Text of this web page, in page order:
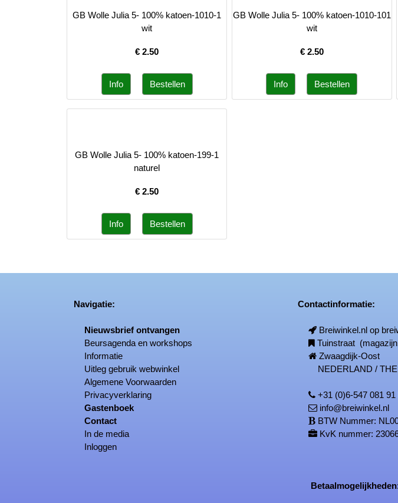
GB Wolle Julia 5- 100% katoen-1010-1
wit
€2.50
GB Wolle Julia 5- 100% katoen-1010-101
wit
€ 2.50
GB Wolle Julia 5- 100% katoen-199-1
naturel
€2.50
Navigatie:
Nieuwsbrief ontvangen
Beursagenda en workshops
Informatie
Uitleg gebruik webwinkel
Algemene Voorwaarden
Privacyverklaring
Gastenboek
Contact
In de media
Inloggen
Contactinformatie:
Breiwinkel.nl op
Tuinstraat
Zwaagdijk-Oost
NEDERLAND /
+31 (0)6-547 081
info@breiwinkel.nl
BTW Nummer:
KvK nummer: